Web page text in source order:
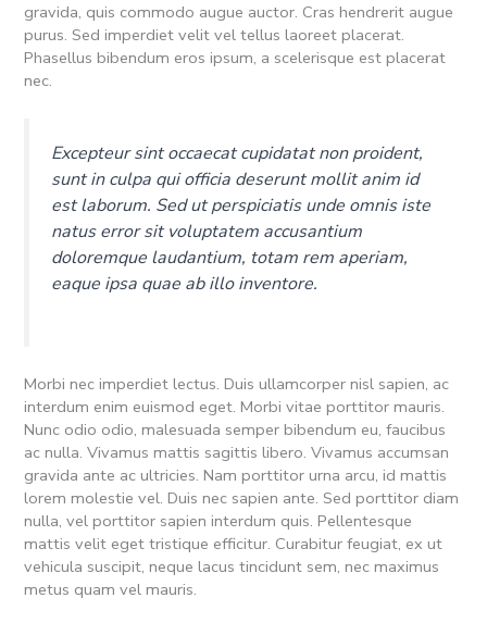
gravida, quis commodo augue auctor. Cras hendrerit augue
purus. Sed imperdiet velit vel tellus laoreet placerat.
Phasellus bibendum eros ipsum, a scelerisque est placerat
nec.
Excepteur sint occaecat cupidatat non proident,
sunt in culpa qui officia deserunt mollit anim id
est laborum. Sed ut perspiciatis unde omnis iste
natus error sit voluptatem accusantium
doloremque laudantium, totam rem aperiam,
eaque ipsa quae ab illo inventore.
Morbi nec imperdiet lectus. Duis ullamcorper nisl sapien, ac
interdum enim euismod eget. Morbi vitae porttitor mauris.
Nunc odio odio, malesuada semper bibendum eu, faucibus
ac nulla. Vivamus mattis sagittis libero. Vivamus accumsan
gravida ante ac ultricies. Nam porttitor urna arcu, id mattis
lorem molestie vel. Duis nec sapien ante. Sed porttitor diam
nulla, vel porttitor sapien interdum quis. Pellentesque
mattis velit eget tristique efficitur. Curabitur feugiat, ex ut
vehicula suscipit, neque lacus tincidunt sem, nec maximus
metus quam vel mauris.